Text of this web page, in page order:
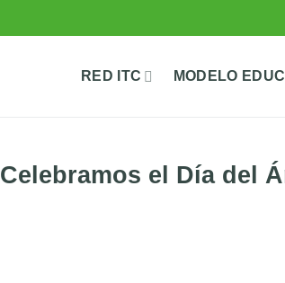
RED ITC
MODELO
Celebramos el Día del